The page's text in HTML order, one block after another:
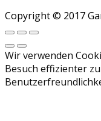
Copyright © 2017
Wir verwenden
Besuch effizienter